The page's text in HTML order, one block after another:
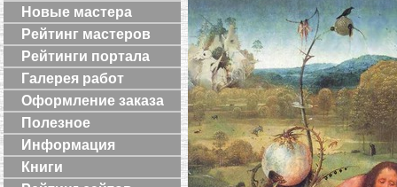
Новые мастера
Рейтинг мастеров
Рейтинги портала
Галерея работ
Оформление заказа
Полезное
Информация
Книги